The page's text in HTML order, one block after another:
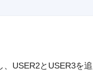
USER2とUSER3を